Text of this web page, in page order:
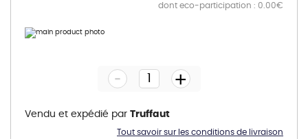
dont eco-participation : 0.00€
Skip
gallery
- +
Tout savoir sur les conditions de livraison
Vendu et expédié par Truffaut